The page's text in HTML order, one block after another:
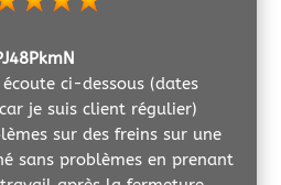
ci-dessous (dates
je suis client régulier)
sur des freins sur une
sans problèmes en prenant